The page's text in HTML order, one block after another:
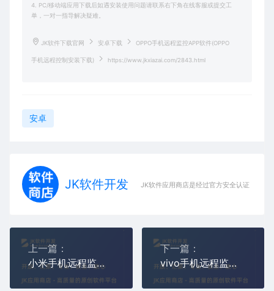
4. PC/移动端应用下载后如遇安装使用问题请联系右下角在线客服或提交工
单，一对一指导解决疑难。
JK软件下载官网 安卓下载 OPPO手机远程监控APP软件(OPPO
手机远程控制安装下载) https://www.jkxiazai.com/2843.html
安卓
JK软件开发 JK软件应用商店是经过官方安全认证，保障
上一篇：
小米手机远程监控APP软件(小米手机远程控制安装下载)
下一篇：
vivo手机远程监控APP软件(vivo手机远程控制安装下载)